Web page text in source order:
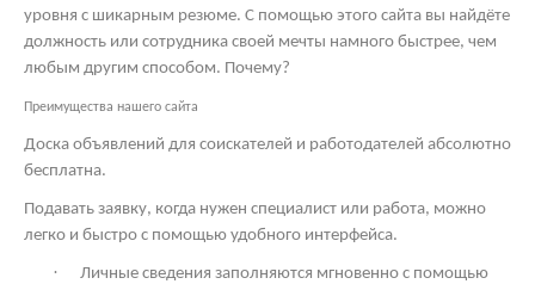
уровня с шикарным резюме. С помощью этого сайта вы найдёте
должность или сотрудника своей мечты намного быстрее, чем
любым другим способом. Почему?
Преимущества нашего сайта
Доска объявлений для соискателей и работодателей абсолютно
бесплатна.
Подавать заявку, когда нужен специалист или работа, можно
легко и быстро с помощью удобного интерфейса.
·
Личные сведения заполняются мгновенно с помощью